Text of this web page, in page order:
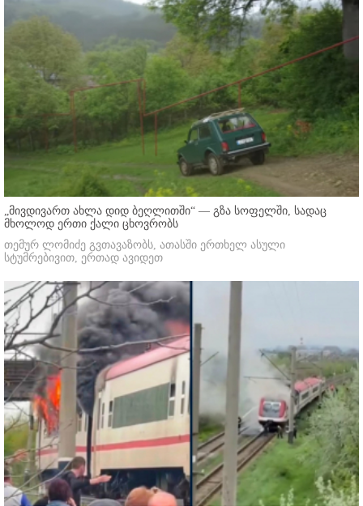
„მივდივართ ახლა დიდ ბეღლითში“ — გზა სოფელში, სადაც
მხოლოდ ერთი ქალი ცხოვრობს
თემურ ლომიძე გვთავაზობს, ათასში ერთხელ ასული
სტუმრებივით, ერთად ავიდეთ